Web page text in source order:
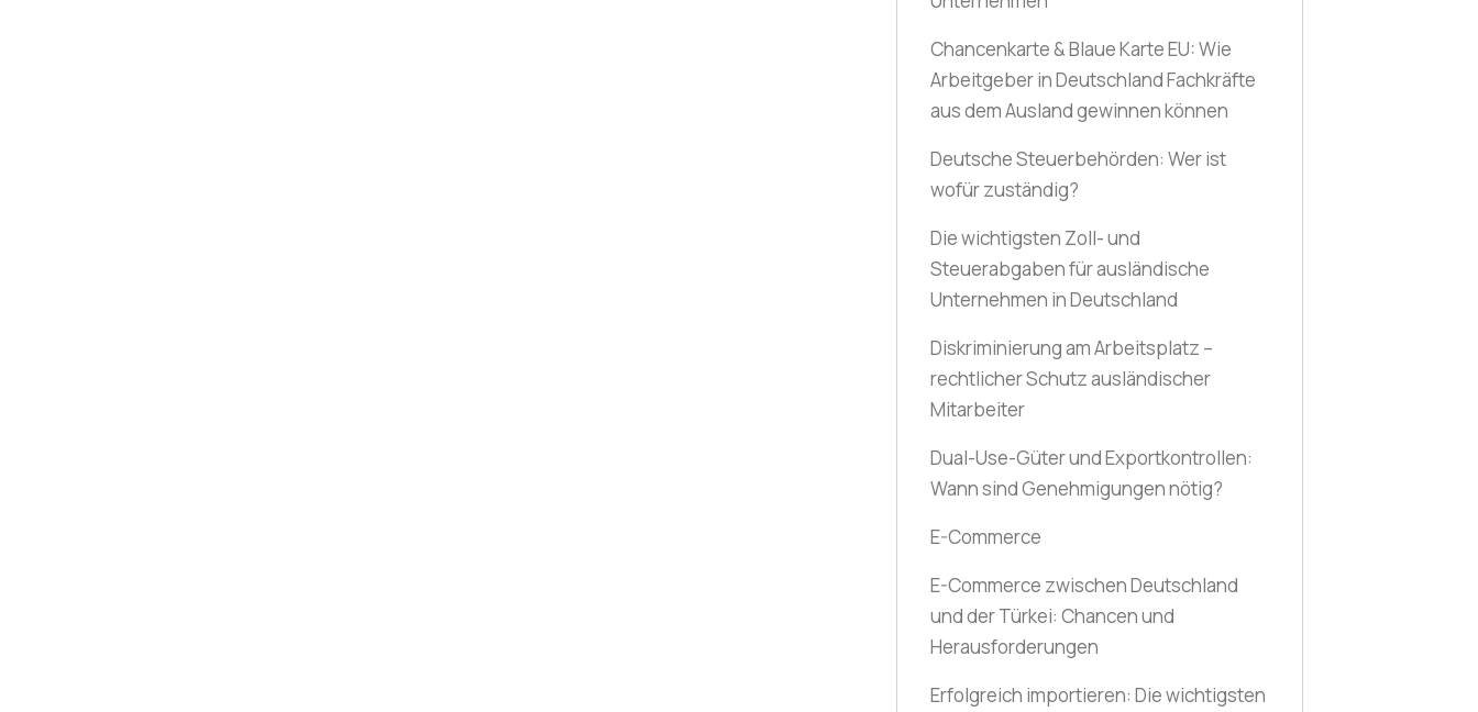
Chancenkarte & Blaue Karte EU: Wie
Arbeitgeber in Deutschland Fachkräfte
aus dem Ausland gewinnen können
Deutsche Steuerbehörden: Wer ist
wofür zuständig?
Die wichtigsten Zoll- und
Steuerabgaben für ausländische
Unternehmen in Deutschland
Diskriminierung am Arbeitsplatz –
rechtlicher Schutz ausländischer
Mitarbeiter
Dual-Use-Güter und Exportkontrollen:
Wann sind Genehmigungen nötig?
E-Commerce
E-Commerce zwischen Deutschland
und der Türkei: Chancen und
Herausforderungen
Erfolgreich importieren: Die wichtigsten